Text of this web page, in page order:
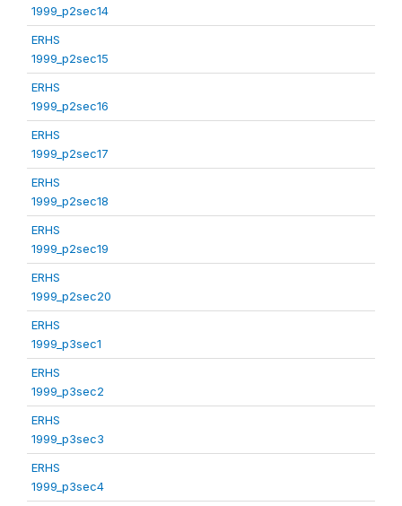
1999_p2sec14
ERHS
1999_p2sec15
ERHS
1999_p2sec16
ERHS
1999_p2sec17
ERHS
1999_p2sec18
ERHS
1999_p2sec19
ERHS
1999_p2sec20
ERHS
1999_p3sec1
ERHS
1999_p3sec2
ERHS
1999_p3sec3
ERHS
1999_p3sec4